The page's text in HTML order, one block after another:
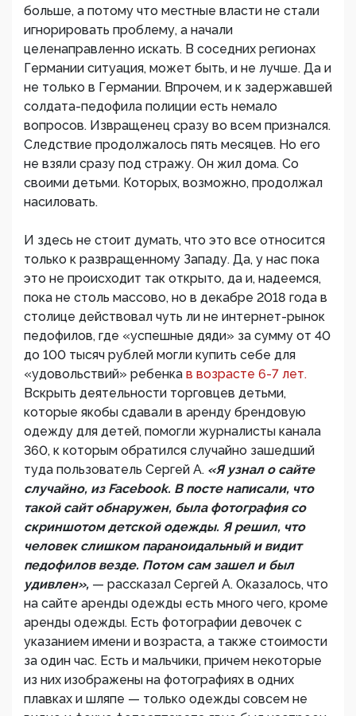
больше, а потому что местные власти не стали
игнорировать проблему, а начали
целенаправленно искать. В соседних регионах
Германии ситуация, может быть, и не лучше. Да и
не только в Германии. Впрочем, и к задержавшей
солдата-педофила полиции есть немало
вопросов. Извращенец сразу во всем признался.
Следствие продолжалось пять месяцев. Но его
не взяли сразу под стражу. Он жил дома. Со
своими детьми. Которых, возможно, продолжал
насиловать.
И здесь не стоит думать, что это все относится
только к развращенному Западу. Да, у нас пока
это не происходит так открыто, да и, надеемся,
пока не столь массово, но в декабре 2018 года в
столице действовал чуть ли не интернет-рынок
педофилов, где «успешные дяди» за сумму от 40
до 100 тысяч рублей могли купить себе для
«удовольствий» ребенка в возрасте 6-7 лет.
Вскрыть деятельности торговцев детьми,
которые якобы сдавали в аренду брендовую
одежду для детей, помогли журналисты канала
360, к которым обратился случайно зашедший
туда пользователь Сергей А. «Я узнал о сайте
случайно, из Facebook. В посте написали, что
такой сайт обнаружен, была фотография со
скриншотом детской одежды. Я решил, что
человек слишком параноидальный и видит
педофилов везде. Потом сам зашел и был
удивлен», — рассказал Сергей А. Оказалось, что
на сайте аренды одежды есть много чего, кроме
аренды одежды. Есть фотографии девочек с
указанием имени и возраста, а также стоимости
за один час. Есть и мальчики, причем некоторые
из них изображены на фотографиях в одних
плавках и шляпе — только одежды совсем не